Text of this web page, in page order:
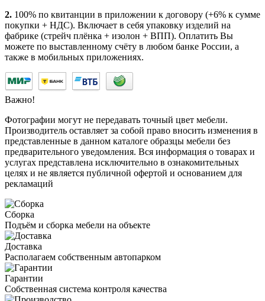
2. 100% по квитанции в приложении к договору (+6% к сумме
покупки + НДС). Включает в себя упаковку изделий на
фабрике (стрейч плёнка + изолон + ВПП). Оплатить Вы
можете по выставленному счёту в любом банке России, а
также в мобильных приложениях.
Важно!
Фотографии могут не передавать точный цвет мебели.
Производитель оставляет за собой право вносить изменения в
представленные в данном каталоге образцы мебели без
предварительного уведомления. Вся информация о товарах и
услугах представлена исключительно в ознакомительных
целях и не является публичной офертой и основанием для
рекламаций
Сборка
Подъём и сборка мебели на объекте
Доставка
Располагаем собственным автопарком
Гарантии
Собственная система контроля качества